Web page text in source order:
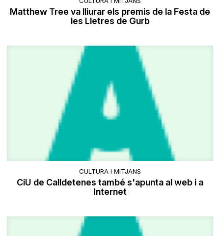
Matthew Tree va lliurar els premis de la Festa de
les Lletres de Gurb
CULTURA I MITJANS
CiU de Calldetenes també s'apunta al web i a
Internet